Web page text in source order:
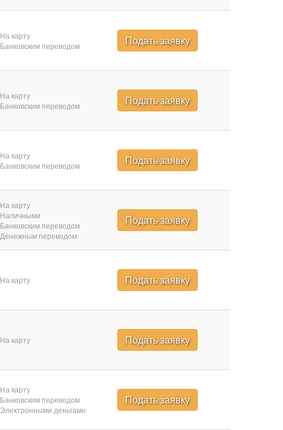
На карту
Банковским переводом
Подать заявку
На карту
Банковским переводом
Подать заявку
На карту
Банковским переводом
Подать заявку
На карту
Наличными
Банковским переводом
Денежным переводом
Подать заявку
На карту Подать заявку
На карту Подать заявку
На карту
Банковским переводом
Электронными деньгами
Подать заявку